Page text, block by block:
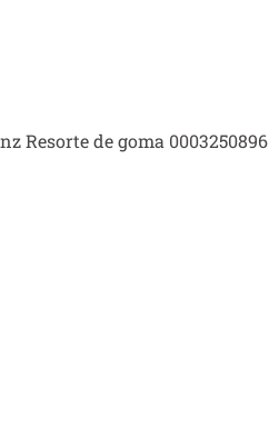
Resorte de goma 0003250896